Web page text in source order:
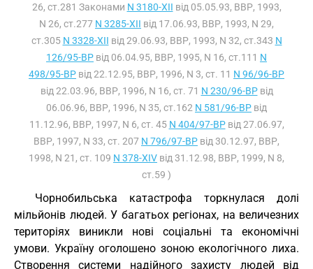
26, ст.281 Законами N 3180-XII від 05.05.93, ВВР, 1993,
N 26, ст.277 N 3285-XII від 17.06.93, ВВР, 1993, N 29,
ст.305 N 3328-XII від 29.06.93, ВВР, 1993, N 32, ст.343 N
126/95-ВР від 06.04.95, ВВР, 1995, N 16, ст.111 N
498/95-ВР від 22.12.95, ВВР, 1996, N 3, ст. 11 N 96/96-ВР
від 22.03.96, ВВР, 1996, N 16, ст. 71 N 230/96-ВРвід
06.06.96, ВВР, 1996, N 35, ст.162 N 581/96-ВР від
11.12.96, ВВР, 1997, N 6, ст. 45 N 404/97-ВРвід 27.06.97,
ВВР, 1997, N 33, ст. 207 N 796/97-ВР від 30.12.97, ВВР,
1998, N 21, ст. 109 N 378-XIV від 31.12.98, ВВР, 1999, N 8,
ст.59 )
Чорнобильська катастрофа торкнулася долі
мільйонів людей. У багатьох регіонах, на величезних
територіях виникли нові соціальні та економічні
умови. Україну оголошено зоною екологічного лиха.
Створення системи надійного захисту людей від